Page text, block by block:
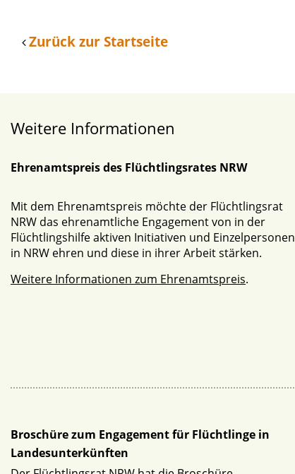
Zurück zur Startseite
Weitere Informationen
Ehrenamtspreis des Flüchtlingsrates NRW
Mit dem Ehrenamtspreis möchte der Flüchtlingsrat
NRW das ehrenamtliche Engagement von in der
Flüchtlingshilfe aktiven Initiativen und Einzelpersonen
in NRW ehren und diese in ihrer Arbeit stärken.
Weitere Informationen zum Ehrenamtspreis.
Broschüre zum Engagement für Flüchtlinge in
Landesunterkünften